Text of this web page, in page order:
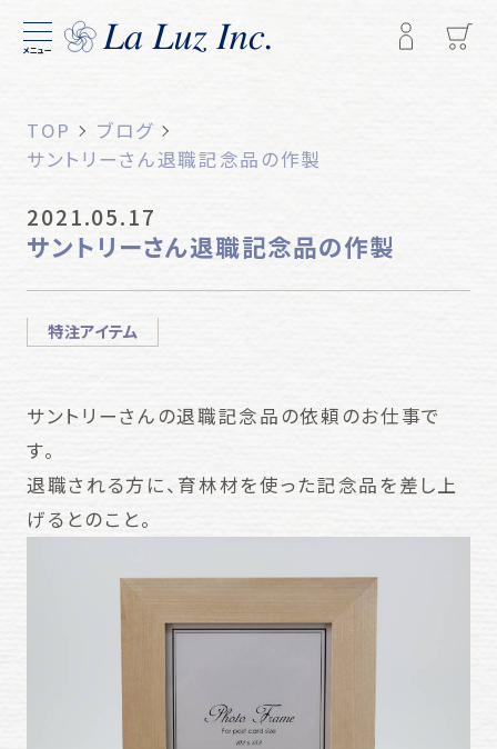
メニュー
TOP
ブログ
サントリーさん退職記念品の作製
2021.05.17
サントリーさん退職記念品の作製
特注アイテム
サントリーさんの退職記念品の依頼のお仕事で
す。
退職される方に、育林材を使った記念品を差し上
げるとのこと。